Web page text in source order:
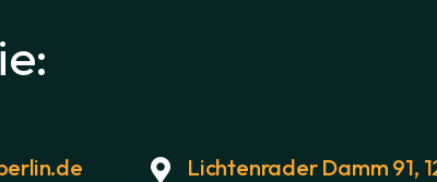
Lichtenrader Damm 91,